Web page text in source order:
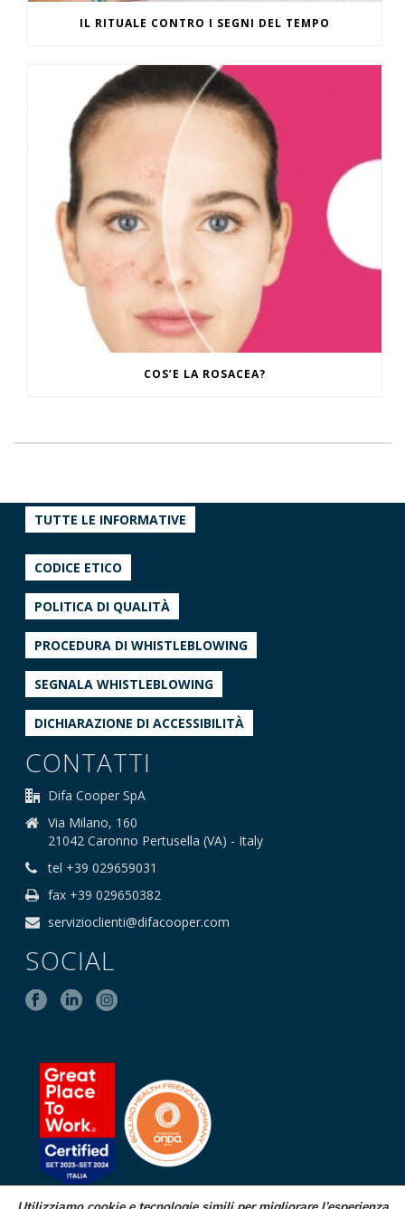
IL RITUALE CONTRO I SEGNI DEL TEMPO
COS’E LA ROSACEA?
TUTTE LE INFORMATIVE
CODICE ETICO
POLITICA DI QUALITÀ
PROCEDURA DI WHISTLEBLOWING
SEGNALA WHISTLEBLOWING
DICHIARAZIONE DI ACCESSIBILITÀ
CONTATTI
Difa Cooper SpA
Via Milano, 160
21042 Caronno Pertusella (VA) - Italy
tel +39 029659031
fax +39 029650382
servizioclienti@difacooper.com
SOCIAL